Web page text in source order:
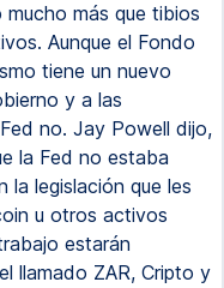
más que tibios
Aunque el Fondo
tiene un nuevo
y a las
no. Jay Powell dijo,
la Fed no estaba
la legislación que les
u otros activos
estarán
llamado ZAR, Cripto y